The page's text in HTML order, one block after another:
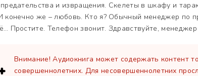
предательства и извращения. Скелеты в шкафу и
конечно же – любовь. Кто я? Обычный менеджер по
Простите. Телефон звонит. Здравствуйте,
Внимание! Аудиокнига может содержать контент
совершеннолетних. Для несовершеннолетних